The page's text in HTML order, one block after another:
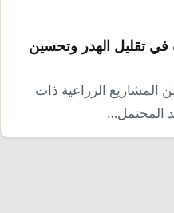
في تقليل الهدر وتحسين
المشاريع الزراعية ذات
المحتمل…